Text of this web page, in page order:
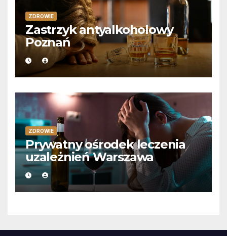
ZDROWIE
Zastrzyk antyalkoholowy
Poznań
ZDROWIE
Prywatny ośrodek leczenia
uzależnień Warszawa